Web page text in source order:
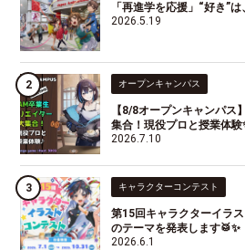
「再進学を応援」“好き”
2026.5.19
オープンキャンパス
【8/8オープンキャンパ
集合！現役プロと授業体験
2026.7.10
キャラクターコンテスト
第15回キャラクターイラ
のテーマを発表します🥁✨
2026.6.1